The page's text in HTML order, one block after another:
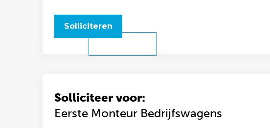
Solliciteren
Solliciteer voor:
Eerste Monteur Bedrijfswagens